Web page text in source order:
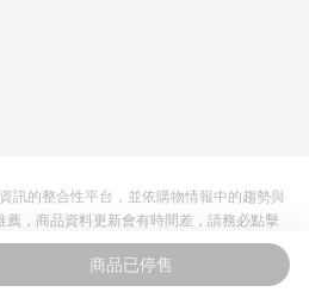
商品已停售
訊的整合性平台，並依購物情報中的趨勢與
，商品資料更新會有時間差，請務必點擊
價與購物條件，一切資訊以合作廠商網頁為